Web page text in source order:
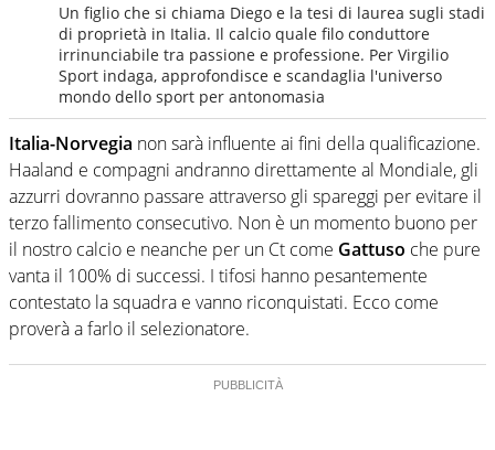
Un figlio che si chiama Diego e la tesi di laurea sugli stadi
di proprietà in Italia. Il calcio quale filo conduttore
irrinunciabile tra passione e professione. Per Virgilio
Sport indaga, approfondisce e scandaglia l'universo
mondo dello sport per antonomasia
Italia-Norvegia non sarà influente ai fini della qualificazione.
Haaland e compagni andranno direttamente al Mondiale, gli
azzurri dovranno passare attraverso gli spareggi per evitare il
terzo fallimento consecutivo. Non è un momento buono per
il nostro calcio e neanche per un Ct come Gattuso che pure
vanta il 100% di successi. I tifosi hanno pesantemente
contestato la squadra e vanno riconquistati. Ecco come
proverà a farlo il selezionatore.